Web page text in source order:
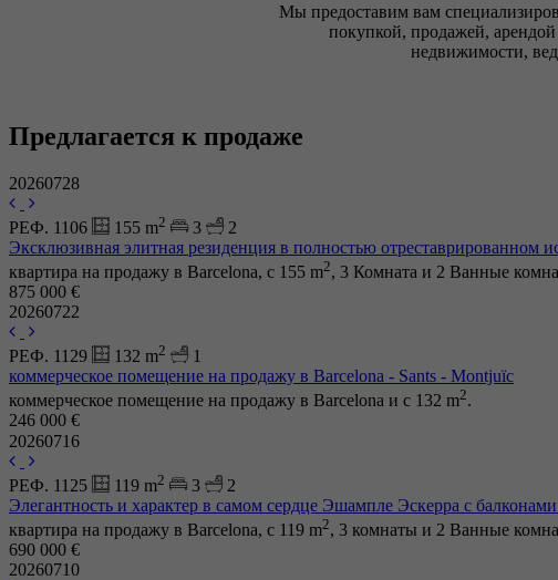
Мы предоставим вам
покупкой, продажей,
недвижимости,
Предлагается к продаже
20260728
РЕФ. 1106 155 m2 3
2
Эксклюзивная элитная резиденция в полностью отреставрированном
квартира на продажу в Barcelona, с 155 m2, 3 Комната и 2 Ванные
875 000 €
20260722
РЕФ. 1129 132 m2
1
коммерческое помещение на продажу в Barcelona - Sants - Montjuïc
коммерческое помещение на продажу в Barcelona и с 132 m2.
246 000 €
20260716
РЕФ. 1125 119 m2 3
2
Элегантность и характер в самом сердце Эшампле Эскерра с
квартира на продажу в Barcelona, с 119 m2, 3 комнаты и 2 Ванные
690 000 €
20260710